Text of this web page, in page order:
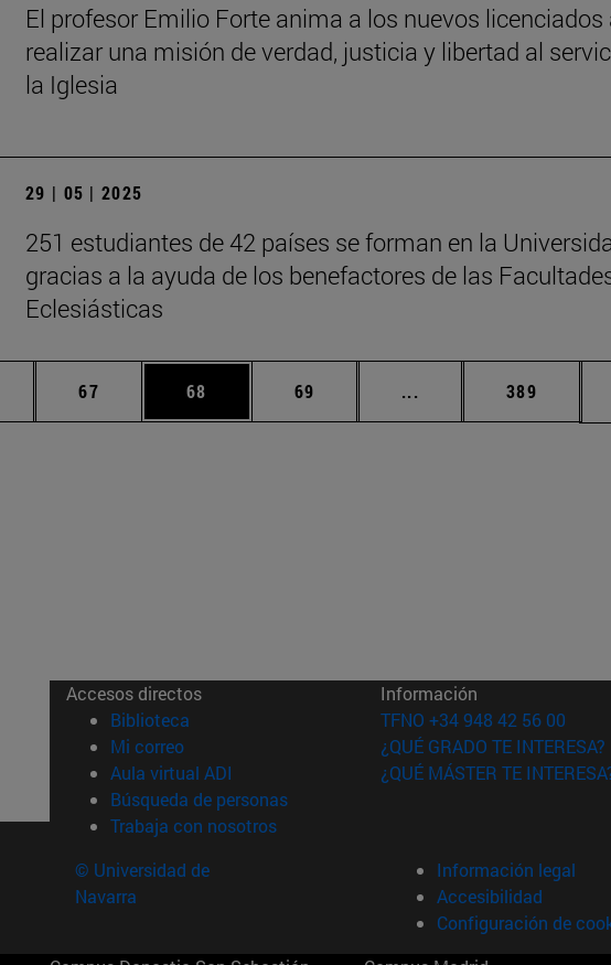
El profesor Emilio Forte anima a los nuevos licenciados
realizar una misión de verdad, justicia y libertad al
la Iglesia
29 | 05 | 2025
251 estudiantes de 42 países se forman en la
gracias a la ayuda de los benefactores de las
Eclesiásticas
Páginas intermedias Use TAB para desplazarse.
Página
67 Página
68 Página
69 ... Páginas intermedias
Página
389
Accesos directos
Biblioteca (abre en nueva ventana)
Mi correo(abre en nueva ventana)
Aula virtual ADI (abre en nueva ventana)
Búsqueda de personas(abre en nueva ventana)
Trabaja con nosotros(abre en nueva ventana)
Información
TFNO +34 948 42 56 00
¿QUÉ GRADO TE INTERESA?
¿QUÉ MÁSTER TE
© Universidad de
Navarra
Información legal
Accesibilidad
Configuración de